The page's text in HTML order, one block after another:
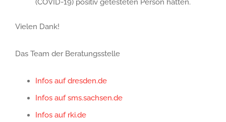
(COVID-19) positiv getesteten Person hatten.
Vielen Dank!
Das Team der Beratungsstelle
Infos auf dresden.de
Infos auf sms.sachsen.de
Infos auf rki.de